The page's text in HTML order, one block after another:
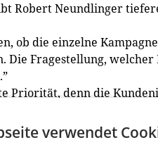
Robert Neundlinger
ob die einzelne
Fragestellung,
Priorität, denn die
getrennt.
verwendet